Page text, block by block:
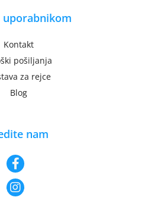
uporabnikom
Kontakt
pošiljanja
za rejce
Blog
nam